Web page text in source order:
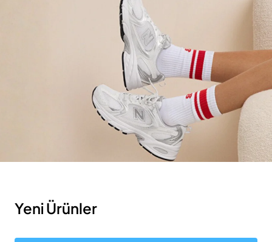
Yeni Ürünler